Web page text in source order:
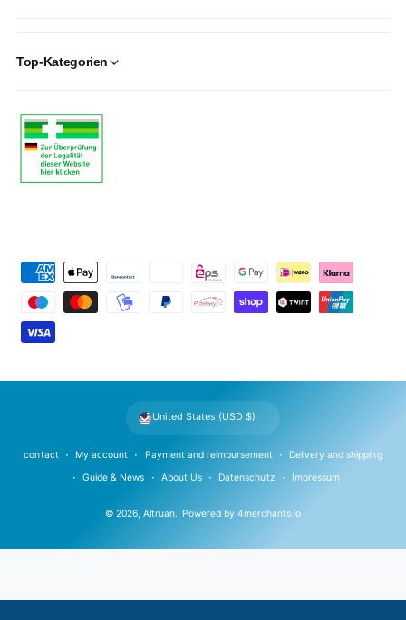
Top-Kategorien
m
n
© 2026,Altruan. Powered by 4merchants.io
contact My account Payment and reimbursement Delivery and shipping
Guide & News About Us Datenschutz Impressum
United States (USD $)